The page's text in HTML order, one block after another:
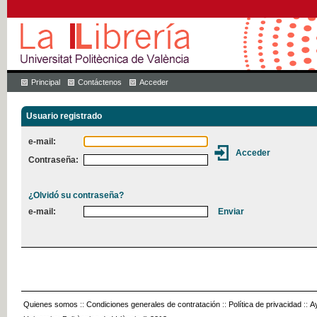
Principal Contáctenos Acceder
Usuario registrado
e-mail:
Contraseña:
¿Olvidó su contraseña?
e-mail:
Quienes somos :: Condiciones generales de contratación :: Política de privacidad ::